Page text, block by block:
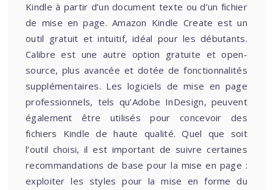
Kindle à partir d’un document texte ou d’un fichier
de mise en page. Amazon Kindle Create est un
outil gratuit et intuitif, idéal pour les débutants.
Calibre est une autre option gratuite et open-
source, plus avancée et dotée de fonctionnalités
supplémentaires. Les logiciels de mise en page
professionnels, tels qu’Adobe InDesign, peuvent
également être utilisés pour concevoir des
fichiers Kindle de haute qualité. Quel que soit
l’outil choisi, il est important de suivre certaines
recommandations de base pour la mise en page :
exploiter les styles pour la mise en forme du